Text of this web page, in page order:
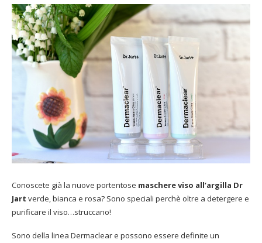
Conoscete già la nuove portentose maschere viso all’argilla Dr
Jart verde, bianca e rosa? Sono speciali perchè oltre a detergere e
purificare il viso…struccano!
Sono della linea Dermaclear e possono essere definite un